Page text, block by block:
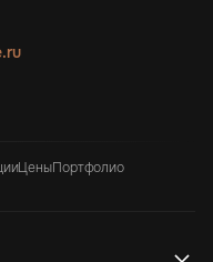
ЦеныПортфолио